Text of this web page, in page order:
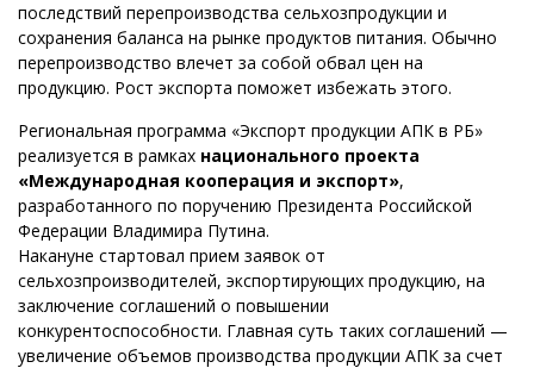
последствий перепроизводства сельхозпродукции и
сохранения баланса на рынке продуктов питания. Обычно
перепроизводство влечет за собой обвал цен на
продукцию. Рост экспорта поможет избежать этого.
Региональная программа «Экспорт продукции АПК в РБ»
реализуется в рамках национального проекта
«Международная кооперация и экспорт»,
разработанного по поручению Президента Российской
Федерации Владимира Путина.
Накануне стартовал прием заявок от
сельхозпроизводителей, экспортирующих продукцию, на
заключение соглашений о повышении
конкурентоспособности. Главная суть таких соглашений —
увеличение объемов производства продукции АПК за счет